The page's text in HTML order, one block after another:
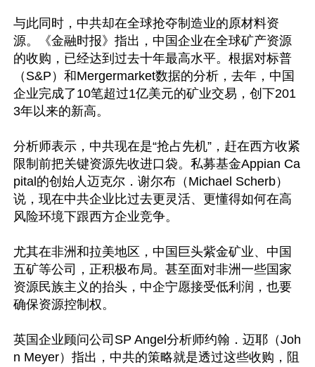
与此同时，中共却在全球抢夺制造业的原材料资
源。《金融时报》指出，中国企业在全球矿产资源
的收购，已经达到过去十年最高水平。根据对标普
（S&P）和Mergermarket数据的分析，去年，中国
企业完成了10笔超过1亿美元的矿业交易，创下201
3年以来的新高。
分析师表示，中共现在是“抢占先机”，赶在西方收紧
限制前把关键资源先收进口袋。私募基金Appian Ca
pital的创始人迈克尔．谢尔布（Michael Scherb）
说，现在中共企业比过去更灵活、更懂得如何在高
风险环境下跟西方企业竞争。
尤其在非洲和拉美地区，中国巨头紫金矿业、中国
五矿等公司，正积极布局。甚至面对非洲一些国家
资源民族主义的抬头，中企宁愿接受低利润，也要
确保资源控制权。
英国企业顾问公司SP Angel分析师约翰．迈耶（Joh
n Meyer）指出，中共的策略就是透过这些收购，阻